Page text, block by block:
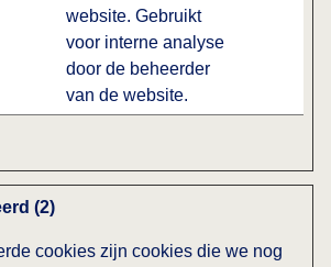
website. Gebruikt
voor interne analyse
door de beheerder
van de website.
(2)
cookies zijn cookies die we nog